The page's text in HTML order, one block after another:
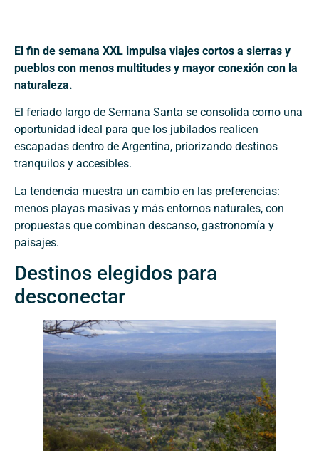
El fin de semana XXL impulsa viajes cortos a sierras y
pueblos con menos multitudes y mayor conexión con la
naturaleza.
El feriado largo de Semana Santa se consolida como una
oportunidad ideal para que los jubilados realicen
escapadas dentro de Argentina, priorizando destinos
tranquilos y accesibles.
La tendencia muestra un cambio en las preferencias:
menos playas masivas y más entornos naturales, con
propuestas que combinan descanso, gastronomía y
paisajes.
Destinos elegidos para
desconectar